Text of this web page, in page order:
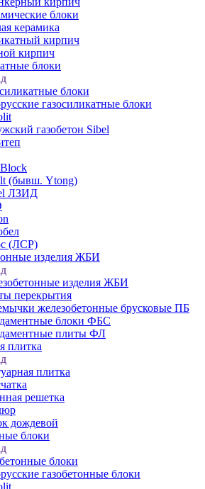
блоки
керамика
кирпич
кирпич
блоки
блоки
газосиликатные блоки
газобетон Sibel
(бывш. Ytong)
ЛЗИД
(ЛСР)
изделия ЖБИ
изделия ЖБИ
перекрытия
железобетонные брусковые ПБ
блоки ФБС
плиты ФЛ
плитка
плитка
решетка
дождевой
блоки
блоки
газобетонные блоки